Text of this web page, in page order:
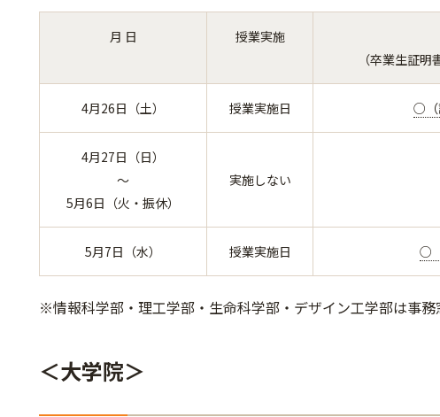
月 日 授業実施
（卒業生証明
4月26日（土） 授業実施日 ○（
4月27日（日）
～
5月6日（火・振休）
実施しない
5月7日（水） 授業実施日 ○
※情報科学部・理工学部・生命科学部・デザイン工学部は事
＜大学院＞